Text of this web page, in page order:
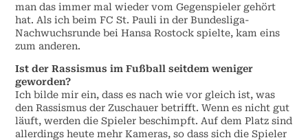
man das immer mal wieder vom Gegenspieler gehört
hat. Als ich beim FC St. Pauli in der Bundesliga-
Nachwuchsrunde bei Hansa Rostock spielte, kam eins
zum anderen.
Ist der Rassismus im Fußball seitdem weniger
geworden?
Ich bilde mir ein, dass es nach wie vor gleich ist, was
den Rassismus der Zuschauer betrifft. Wenn es nicht gut
läuft, werden die Spieler beschimpft. Auf dem Platz sind
allerdings heute mehr Kameras, so dass sich die Spieler